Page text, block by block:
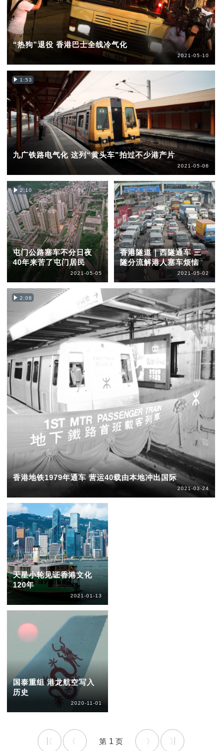
“热狗”退役 香港巴士全线冷气化
2021-05-10
1:53
九广铁路电气化 这列“黄头车”拍过不少港产片
2021-05-06
2:10
屯门公路塞车不分日夜
40年来苦了屯门居民
2021-05-05
香港隧道｜西隧通车 三
隧分流解港人塞车烦恼
2021-05-02
2:08
香港地铁1979年通车 营运40载由本地冲出国际
2021-03-24
天星小轮见证香港文化
120年
2021-01-13
国泰重组 港龙航空写入
历史
2020-11-01
1